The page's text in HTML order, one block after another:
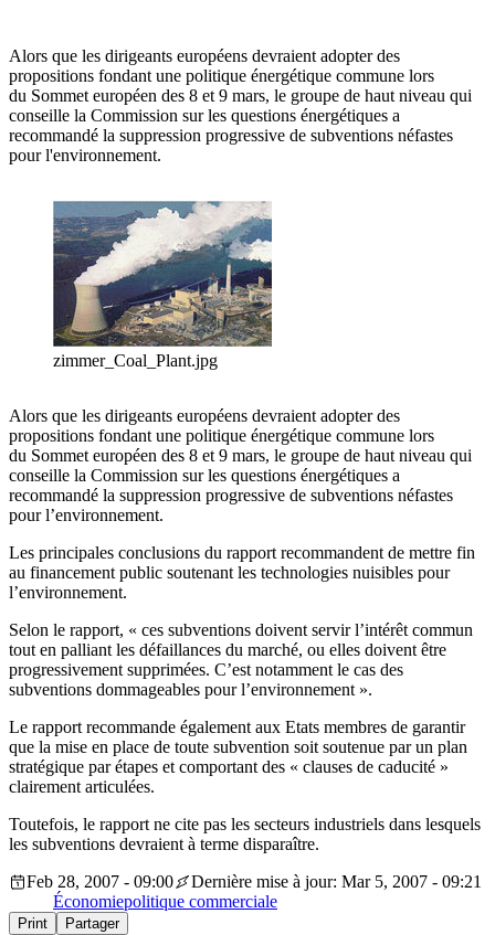
Alors que les dirigeants européens devraient adopter des
propositions fondant une politique énergétique commune lors
du Sommet européen des 8 et 9 mars, le groupe de haut niveau qui
conseille la Commission sur les questions énergétiques a
recommandé la suppression progressive de subventions néfastes
pour l'environnement.
zimmer_Coal_Plant.jpg
Alors que les dirigeants européens devraient adopter des
propositions fondant une politique énergétique commune lors
du Sommet européen des 8 et 9 mars, le groupe de haut niveau qui
conseille la Commission sur les questions énergétiques a
recommandé la suppression progressive de subventions néfastes
pour l’environnement.
Les principales conclusions du rapport recommandent de mettre fin
au financement public soutenant les technologies nuisibles pour
l’environnement.
Selon le rapport, « ces subventions doivent servir l’intérêt commun
tout en palliant les défaillances du marché, ou elles doivent être
progressivement supprimées. C’est notamment le cas des
subventions dommageables pour l’environnement ».
Le rapport recommande également aux Etats membres de garantir
que la mise en place de toute subvention soit soutenue par un plan
stratégique par étapes et comportant des « clauses de caducité »
clairement articulées.
Toutefois, le rapport ne cite pas les secteurs industriels dans lesquels
les subventions devraient à terme disparaître.
Feb 28, 2007 - 09:00
Dernière mise à jour: Mar 5, 2007 - 09:21
Économiepolitique commerciale
Print Partager